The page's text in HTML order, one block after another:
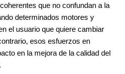
que no confundan a la
determinados motores y
el usuario que quiere cambiar
esos esfuerzos en
en la mejora de la calidad del
.